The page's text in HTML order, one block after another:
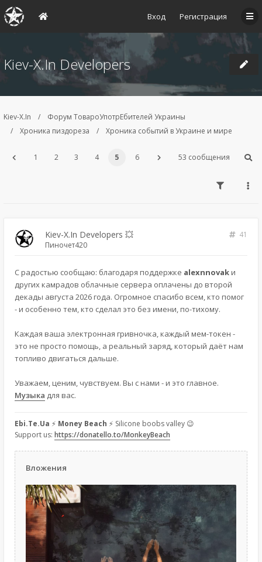
Вход Регистрация
Kiev-X.In Developers
Kiev-X.In
Форум ТовароУпотрЕбителей Украины
Хроника пиздореза
Хроника событий в Украине и мире
1 2 3 4 5 6 53 сообщения
Kiev-X.In Developers 💥
41
Пиночет420
С радостью сообщаю: благодаря поддержке alexnnovak и
других камрадов облачные сервера оплачены до второй
декады августа 2026 года. Огромное спасибо всем, кто помог
- и особенно тем, кто сделал это без имени, по-тихому.
Каждая ваша электронная гривночка, каждый мем-токен -
это не просто помощь, а реальный заряд, который даёт нам
топливо двигаться дальше.
Уважаем, ценим, чувствуем. Вы с нами - и это главное.
Музыка для вас.
Ebi.Te.Ua ⚡ Money Beach ⚡ Silicone boobs valley 😉
Support us: https://donatello.to/MonkeyBeach
Вложения